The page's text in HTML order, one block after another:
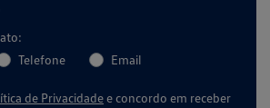
Telefone Email
de Privacidadee concordo em receber